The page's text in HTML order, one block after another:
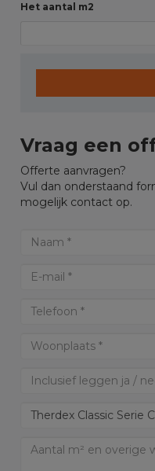
Het aantal m2
Vraag een
Offerte aanvragen?
Vul dan onderstaand
mogelijk contact op.